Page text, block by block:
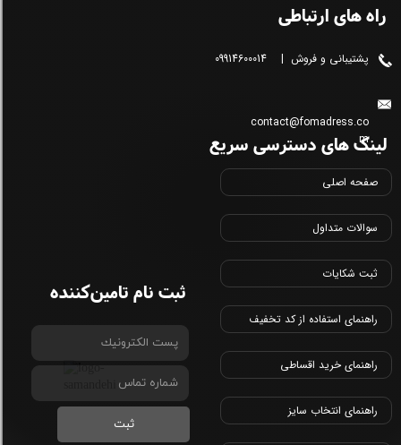
راه های ارتباطی
پشتیبانی و فروش | 09914600014
contact@fomadress.co
m
لینک های دسترسی سریع
صفحه اصلی
سوالات متداول
ثبت شکایات
راهنمای استفاده از کد تخفیف
راهنمای خرید اقساطی
راهنمای انتخاب سایز
ثبت
ثبت نام تامین‌کننده